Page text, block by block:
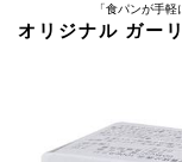
「食パンが手
オリジナル ガー